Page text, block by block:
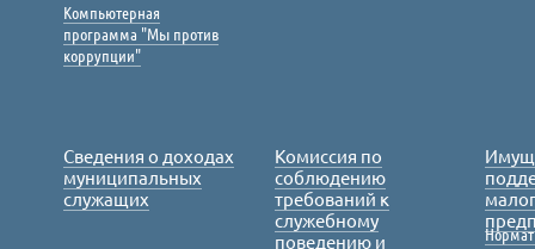
Компьютерная
программа "Мы против
коррупции"
Сведения о доходах
муниципальных
служащих
Комиссия по
соблюдению
требований к
служебному
поведению и